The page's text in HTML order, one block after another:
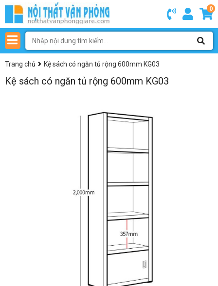
0
Trang chủ Kệ sách có ngăn tủ rộng 600mm KG03
Kệ sách có ngăn tủ rộng 600mm KG03